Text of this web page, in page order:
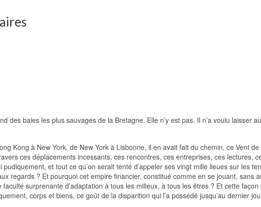
des baies les plus sauvages de la Bretagne. Elle n’y est pas. Il n’a voulu laisser
Kong à New York, de New York à Lisbonne, il en avait fait du chemin, ce Vent
ces déplacements incessants, ces rencontres, ces entreprises, ces lectures,
et tout ce qu’on serait tenté d’appeler ses vingt mille lieues sur les
regards ? Et pourquoi cet empire financier, constitué comme en se jouant, sans
faculté surprenante d’adaptation à tous les milieux, à tous les êtres ? Et cette façon
corps et biens, ce goût de la disparition qui l’a possédé jusqu’au dernier